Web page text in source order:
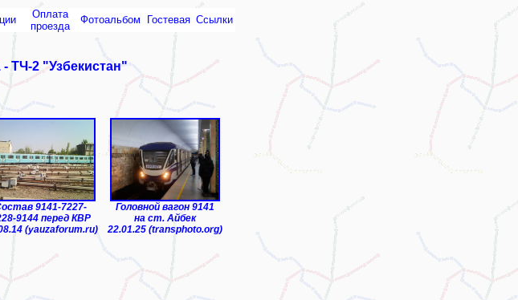
Оплата
проезда
Фотоальбом Гостевая Ссылки
ТЧ-2 "Узбекистан"
9141-7227-
9144 перед КВР
(yauzaforum.ru)
Головной вагон 9141
на ст. Айбек
22.01.25 (transphoto.org)